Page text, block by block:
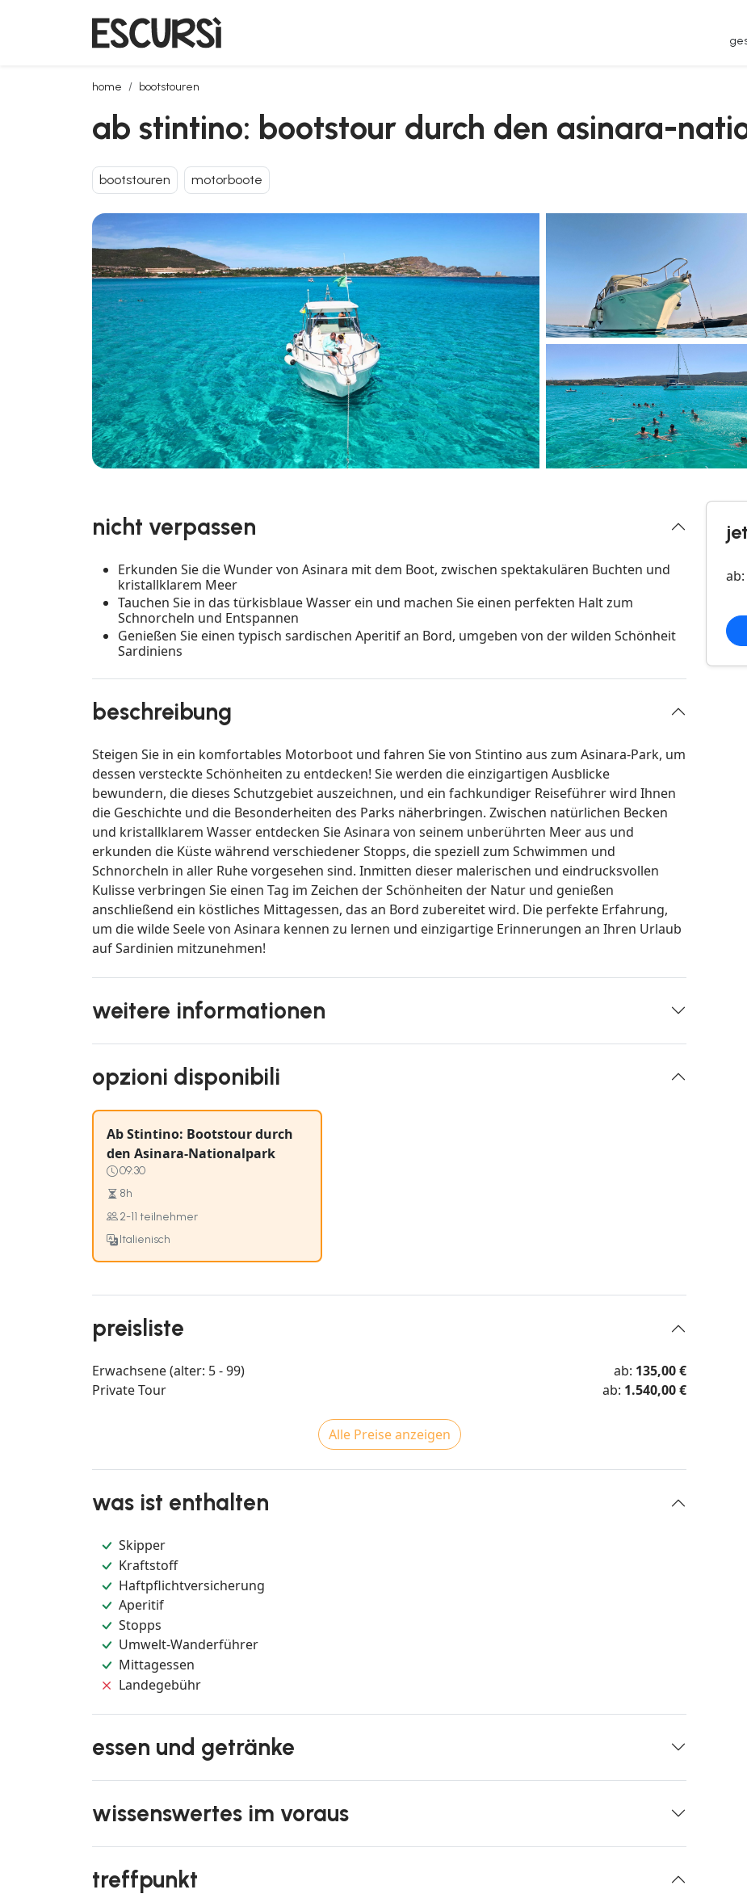
home bootstouren
ab stintino: bootstour durch den asinara-nationalpark
ab stintino: bootstour durch den asinara-
bootstouren motorboote
nicht verpassen
Erkunden Sie die Wunder von Asinara mit dem Boot, zwischen spektakulären Buchten und
kristallklarem Meer
Tauchen Sie in das türkisblaue Wasser ein und machen Sie einen perfekten Halt zum
Schnorcheln und Entspannen
Genießen Sie einen typisch sardischen Aperitif an Bord, umgeben von der wilden Schönheit
Sardiniens
beschreibung
Steigen Sie in ein komfortables Motorboot und fahren Sie von Stintino aus zum Asinara-Park, um
dessen versteckte Schönheiten zu entdecken! Sie werden die einzigartigen Ausblicke
bewundern, die dieses Schutzgebiet auszeichnen, und ein fachkundiger Reiseführer wird Ihnen
die Geschichte und die Besonderheiten des Parks näherbringen. Zwischen natürlichen Becken
und kristallklarem Wasser entdecken Sie Asinara von seinem unberührten Meer aus und
erkunden die Küste während verschiedener Stopps, die speziell zum Schwimmen und
Schnorcheln in aller Ruhe vorgesehen sind. Inmitten dieser malerischen und eindrucksvollen
Kulisse verbringen Sie einen Tag im Zeichen der Schönheiten der Natur und genießen
anschließend ein köstliches Mittagessen, das an Bord zubereitet wird. Die perfekte Erfahrung,
um die wilde Seele von Asinara kennen zu lernen und einzigartige Erinnerungen an Ihren Urlaub
auf Sardinien mitzunehmen!
weitere informationen
opzioni disponibili
Ab Stintino: Bootstour durch
den Asinara-Nationalpark
09:30
8h
2-11 teilnehmer
Italienisch
preisliste
Erwachsene (alter: 5 - 99) ab: 135,00 €
Private Tour
ab: 1.540,00 €
Alle Preise anzeigen
was ist enthalten
Skipper
Kraftstoff
Haftpflichtversicherung
Aperitif
Stopps
Umwelt-Wanderführer
Mittagessen
Landegebühr
essen und getränke
wissenswertes im voraus
treffpunkt
ab: